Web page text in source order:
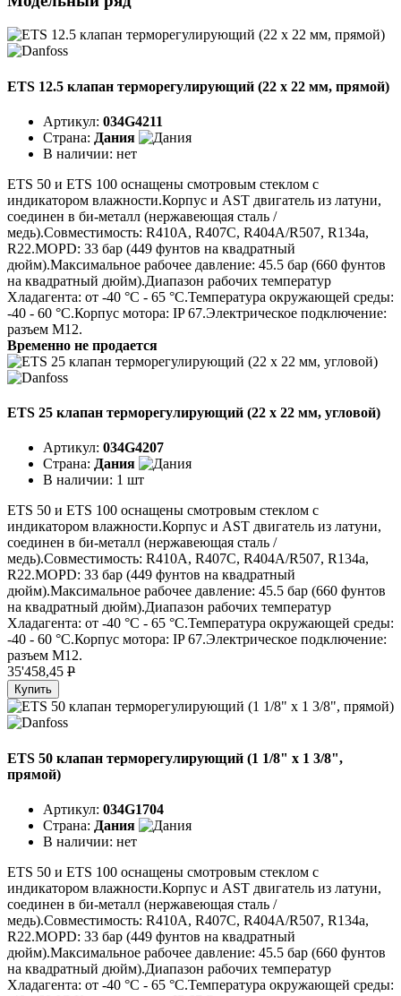
ETS 12.5 клапан терморегулирующий (22 x 22 мм, прямой)
Артикул: 034G4211
Страна: Дания
В наличии: нет
ETS 50 и ETS 100 оснащены смотровым стеклом с
индикатором влажности.Корпус и AST двигатель из латуни,
соединен в би-металл (нержавеющая сталь /
медь).Совместимость: R410A, R407C, R404A/R507, R134a,
R22.MOPD: 33 бар (449 фунтов на квадратный
дюйм).Максимальное рабочее давление: 45.5 бар (660 фунтов
на квадратный дюйм).Диапазон рабочих температур
Хладагента: от -40 °C - 65 °C.Температура окружающей среды:
-40 - 60 °C.Корпус мотора: IP 67.Электрическое подключение:
разъем M12.
Временно не продается
ETS 25 клапан терморегулирующий (22 x 22 мм, угловой)
Артикул: 034G4207
Страна: Дания
В наличии: 1 шт
ETS 50 и ETS 100 оснащены смотровым стеклом с
индикатором влажности.Корпус и AST двигатель из латуни,
соединен в би-металл (нержавеющая сталь /
медь).Совместимость: R410A, R407C, R404A/R507, R134a,
R22.MOPD: 33 бар (449 фунтов на квадратный
дюйм).Максимальное рабочее давление: 45.5 бар (660 фунтов
на квадратный дюйм).Диапазон рабочих температур
Хладагента: от -40 °C - 65 °C.Температура окружающей среды:
-40 - 60 °C.Корпус мотора: IP 67.Электрическое подключение:
разъем M12.
35'458,45 P
Купить
ETS 50 клапан терморегулирующий (1 1/8" x 1 3/8",
прямой)
Артикул: 034G1704
Страна: Дания
В наличии: нет
ETS 50 и ETS 100 оснащены смотровым стеклом с
индикатором влажности.Корпус и AST двигатель из латуни,
соединен в би-металл (нержавеющая сталь /
медь).Совместимость: R410A, R407C, R404A/R507, R134a,
R22.MOPD: 33 бар (449 фунтов на квадратный
дюйм).Максимальное рабочее давление: 45.5 бар (660 фунтов
на квадратный дюйм).Диапазон рабочих температур
Хладагента: от -40 °C - 65 °C.Температура окружающей среды: